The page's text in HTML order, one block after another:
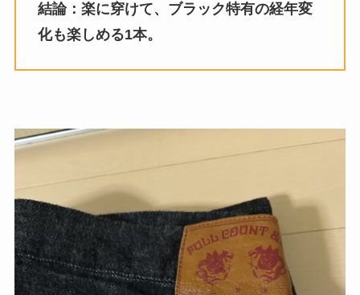
結論：楽に穿けて、ブラック特有の経年変
化も楽しめる1本。